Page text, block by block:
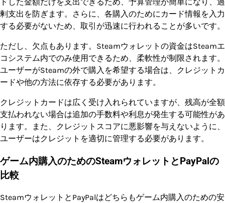
剰支出を防ぎます。さらに、各購入のためにカード情報を入力
する必要がないため、取引が迅速に行われることが多いです。
ただし、欠点もあります。Steamウォレットの資金はSteamエ
コシステム内でのみ使用できるため、柔軟性が制限されます。
ユーザーがSteamの外で購入を希望する場合は、クレジットカ
ードや他の方法に依存する必要があります。
クレジットカードは広く受け入れられていますが、残高が全額
支払われない場合は追加の手数料や利息が発生する可能性があ
ります。また、クレジットスコアに悪影響を与えないように、
ユーザーはクレジットを適切に管理する必要があります。
ゲーム内購入のためのSteamウォレットとPayPalの
比較
SteamウォレットとPayPalはどちらもゲーム内購入のための安